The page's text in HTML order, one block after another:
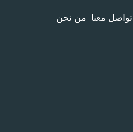
تواصل معنا من نحن